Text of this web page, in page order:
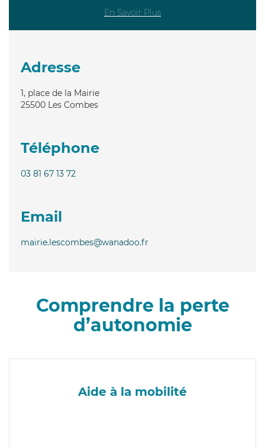
En Savoir Plus
Adresse
1, place de la Mairie
25500 Les Combes
Téléphone
03 81 67 13 72
Email
mairie.lescombes@wanadoo.fr
Comprendre la perte
d’autonomie
Aide à la mobilité